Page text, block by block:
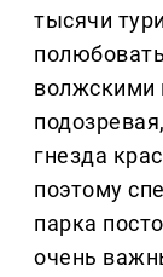
тысячи
волжскими
гнезда
поэтому
парка
очень